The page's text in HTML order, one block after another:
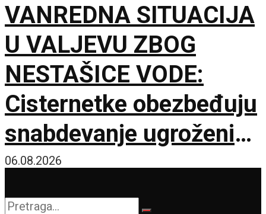
VANREDNA SITUACIJA
U VALJEVU ZBOG
NESTAŠICE VODE:
Cisternetke obezbeđuju
snabdevanje ugroženih
naselja
06.08.2026